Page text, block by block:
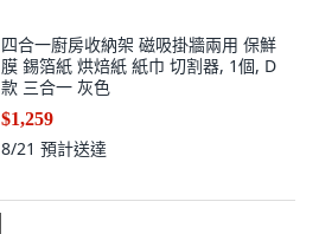
四合一廚房收納架 磁吸掛牆兩用 保鮮
膜 錫箔紙 烘焙紙 紙巾 切割器, 1個, D
款 三合一 灰色
$1,259
8/21 預計送達